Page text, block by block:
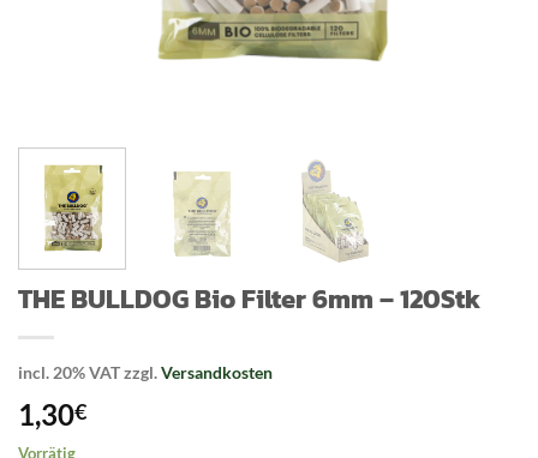
THE BULLDOG Bio Filter 6mm – 120Stk
incl. 20% VATzzgl.Versandkosten
1,30€
Vorrätig